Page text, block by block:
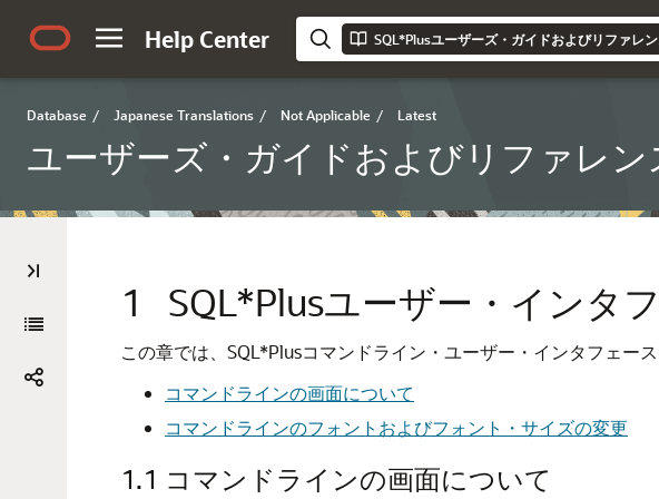
Help Center SQL*Plusユーザーズ・ガイドおよびリファレ
Database / Japanese Translations / Not Applicable / Latest
ユーザーズ・ガイドおよびリファレン
1 SQL*Plusユーザー・インタ
この章では、SQL*Plusコマンドライン・ユーザー・インタフェー
コマンドラインの画面について
コマンドラインのフォントおよびフォント・サイズの変更
1.1 コマンドラインの画面について